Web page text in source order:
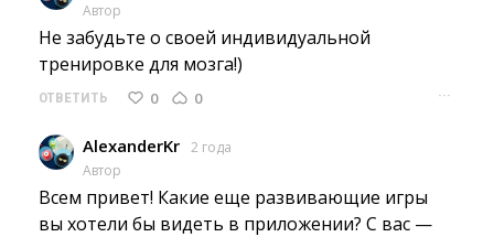
Автор
Не забудьте о своей индивидуальной
тренировке для мозга!)
ОТВЕТИТЬ 0 0 ···
AlexanderKr 2 года
Автор
Всем привет! Какие еще развивающие игры
вы хотели бы видеть в приложении? С вас —